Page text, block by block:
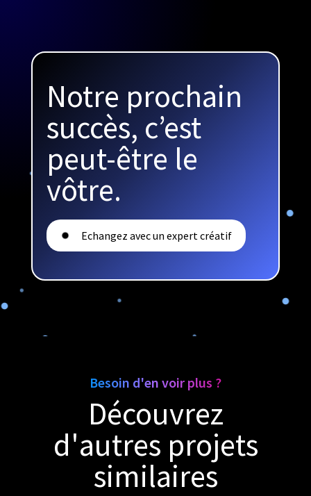
Notre prochain
succès, c’est
peut-être le
vôtre.
Echangez avec un expert créatif
Besoin d'en voir plus ?
Découvrez
d'autres projets
similaires